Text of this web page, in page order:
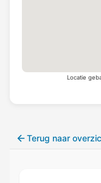
Locatie
Terug naar